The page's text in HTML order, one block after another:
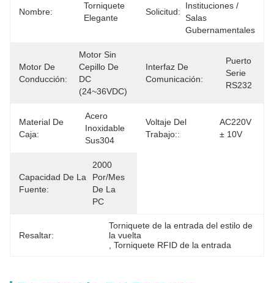
Nombre:
Torniquete
Elegante
Solicitud:
Instituciones /
Salas
Gubernamentales
Motor De
Conducción:
Motor Sin
Cepillo De
DC
(24~36VDC)
Interfaz De
Comunicación:
Puerto
Serie
RS232
Material De
Caja:
Acero
Inoxidable
Sus304
Voltaje Del
Trabajo::
AC220V
± 10V
Capacidad De La
Fuente:
2000
Por/mes
De La
PC
Resaltar:
Torniquete de la entrada del estilo de
la vuelta
, Torniquete RFID de la entrada